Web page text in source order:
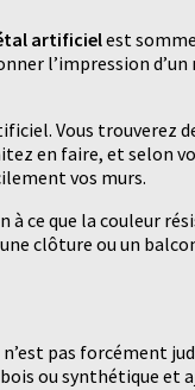
artificielest
l’impression
Vous trouverez
en faire, et selon
vos murs.
à ce que la couleur
clôture ou un
pas
ou synthétique et